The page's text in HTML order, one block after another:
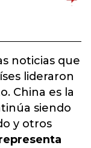
noticias que
lideraron
China es la
siendo
y otros